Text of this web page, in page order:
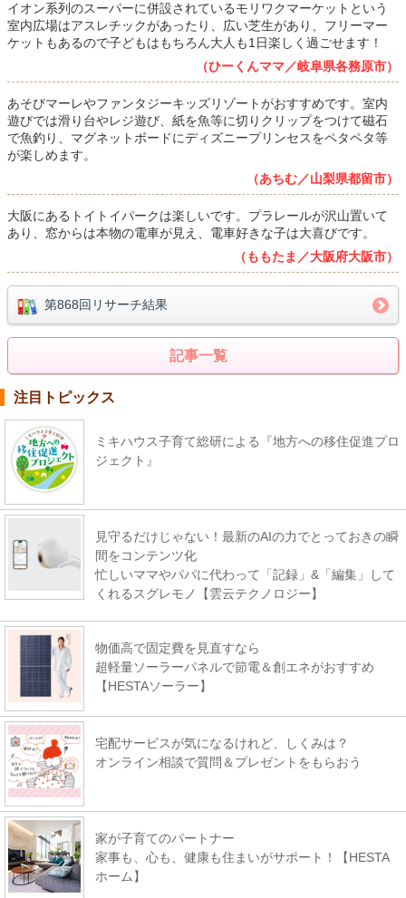
イオン系列のスーパーに併設されているモリワクマーケットという
室内広場はアスレチックがあったり、広い芝生があり、フリーマー
ケットもあるので子どもはもちろん大人も1日楽しく過ごせます！
（ひーくんママ／岐阜県各務原市）
あそびマーレやファンタジーキッズリゾートがおすすめです。室内
遊びでは滑り台やレジ遊び、紙を魚等に切りクリップをつけて磁石
で魚釣り、マグネットボードにディズニープリンセスをペタペタ等
が楽しめます。
（あちむ／山梨県都留市）
大阪にあるトイトイパークは楽しいです。プラレールが沢山置いて
あり、窓からは本物の電車が見え、電車好きな子は大喜びです。
（ももたま／大阪府大阪市）
第868回リサーチ結果
記事一覧
注目トピックス
ミキハウス子育て総研による『地方への移住促進プロ
ジェクト』
見守るだけじゃない！最新のAIの力でとっておきの瞬
間をコンテンツ化
忙しいママやパパに代わって「記録」&「編集」して
くれるスグレモノ【雲云テクノロジー】
物価高で固定費を見直すなら
超軽量ソーラーパネルで節電＆創エネがおすすめ
【HESTAソーラー】
宅配サービスが気になるけれど、しくみは？
オンライン相談で質問＆プレゼントをもらおう
家が子育てのパートナー
家事も、心も、健康も住まいがサポート！【HESTA
ホーム】